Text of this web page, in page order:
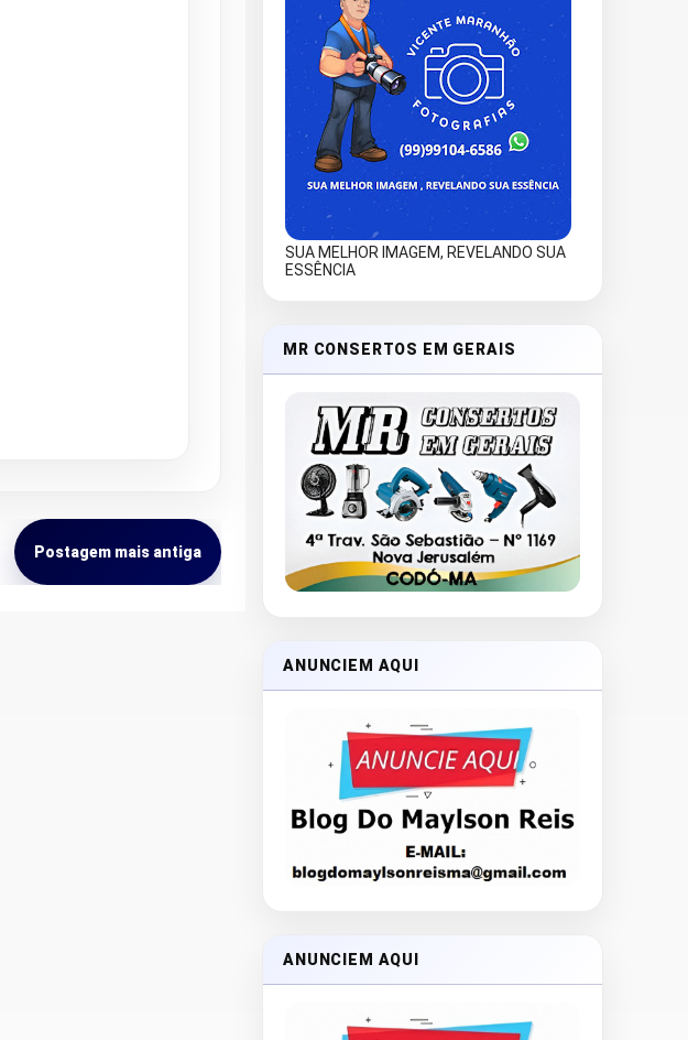
Postagem mais antiga
SUA MELHOR IMAGEM, REVELANDO SUA
ESSÊNCIA
MR CONSERTOS EM GERAIS
ANUNCIEM AQUI
ANUNCIEM AQUI